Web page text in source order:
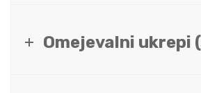
Omejevalni ukrepi